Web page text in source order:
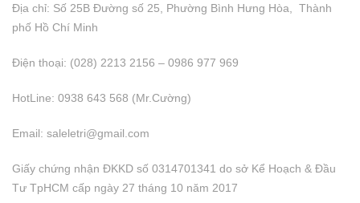
Địa chỉ: Số 25B Đường số 25, Phường Bình Hưng Hòa, Thành
phố Hồ Chí Minh
Điện thoại: (028) 2213 2156 – 0986 977 969
HotLine: 0938 643 568 (Mr.Cường)
Email: saleletri@gmail.com
Giấy chứng nhận ĐKKD số 0314701341 do sở Kể Hoạch & Đầu
Tư TpHCM cấp ngày 27 tháng 10 năm 2017